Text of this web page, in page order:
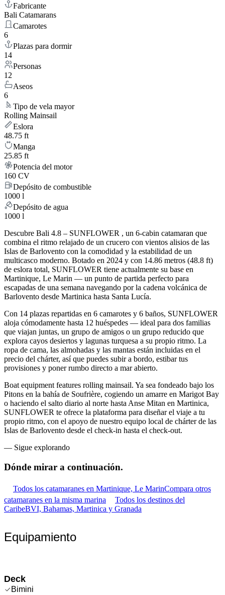
Fabricante
Bali Catamarans
Camarotes
6
Plazas para dormir
14
Personas
12
Aseos
6
Tipo de vela mayor
Rolling Mainsail
Eslora
48.75 ft
Manga
25.85 ft
Potencia del motor
160 CV
Depósito de combustible
1000 l
Depósito de agua
1000 l
Descubre Bali 4.8 – SUNFLOWER , un 6-cabin catamaran que
combina el ritmo relajado de un crucero con vientos alisios de las
Islas de Barlovento con la comodidad y la estabilidad de un
multicasco moderno. Botado en 2024 y con 14.86 metros (48.8 ft)
de eslora total, SUNFLOWER tiene actualmente su base en
Martinique, Le Marin — un punto de partida perfecto para
escapadas de una semana navegando por la cadena volcánica de
Barlovento desde Martinica hasta Santa Lucía.
Con 14 plazas repartidas en 6 camarotes y 6 baños, SUNFLOWER
aloja cómodamente hasta 12 huéspedes — ideal para dos familias
que viajan juntas, un grupo de amigos o un grupo reducido que
explora cayos desiertos y lagunas turquesa a su propio ritmo. La
ropa de cama, las almohadas y las mantas están incluidas en el
precio del chárter, así que puedes subir a bordo, estibar tus
provisiones y poner rumbo directo a mar abierto.
Boat equipment features rolling mainsail. Ya sea fondeado bajo los
Pitons en la bahía de Soufrière, cogiendo un amarre en Marigot Bay
o haciendo el salto diario al norte hasta Anse Mitan en Martinica,
SUNFLOWER te ofrece la plataforma para diseñar el viaje a tu
propio ritmo, con el apoyo de nuestro equipo local de chárter de las
Islas de Barlovento desde el check-in hasta el check-out.
— Sigue explorando
Dónde mirar a continuación.
Todos los catamaranes en Martinique, Le MarinCompara otros
catamaranes en la misma marina
Todos los destinos del
CaribeBVI, Bahamas, Martinica y Granada
Equipamiento
Deck
Bimini